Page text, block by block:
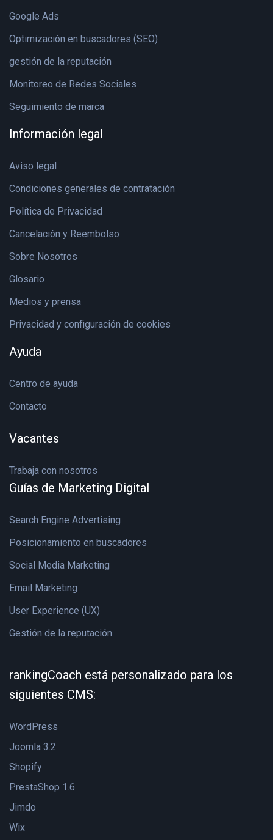
Google Ads
Optimización en buscadores (SEO)
gestión de la reputación
Monitoreo de Redes Sociales
Seguimiento de marca
Información legal
Aviso legal
Condiciones generales de contratación
Política de Privacidad
Cancelación y Reembolso
Sobre Nosotros
Glosario
Medios y prensa
Privacidad y configuración de cookies
Ayuda
Centro de ayuda
Contacto
Vacantes
Trabaja con nosotros
Guías de Marketing Digital
Search Engine Advertising
Posicionamiento en buscadores
Social Media Marketing
Email Marketing
User Experience (UX)
Gestión de la reputación
rankingCoach está personalizado para los
siguientes CMS:
WordPress
Joomla 3.2
Shopify
PrestaShop 1.6
Jimdo
Wix